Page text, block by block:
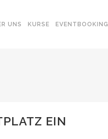
UNS KURSE EVENTBOOKING
EIN